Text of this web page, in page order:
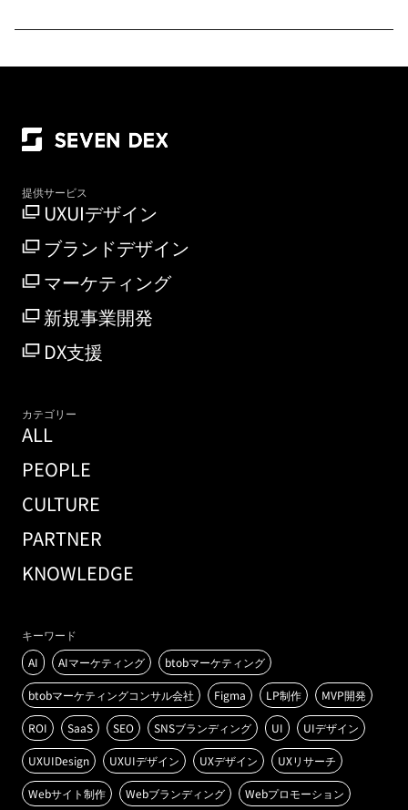
提供サービス
UXUIデザイン
ブランドデザイン
マーケティング
新規事業開発
DX支援
カテゴリー
ALL
PEOPLE
CULTURE
PARTNER
KNOWLEDGE
キーワード
AI
AIマーケティング btobマーケティング
btobマーケティングコンサル会社 Figma LP制作 MVP開発
ROI SaaS SEO SNSブランディング UI UIデザイン
UXUIDesign UXUIデザイン UXデザイン UXリサーチ
Webサイト制作 Webブランディング Webプロモーション